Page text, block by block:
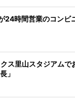
24時間営業のコン
ス里山スタジアム
」